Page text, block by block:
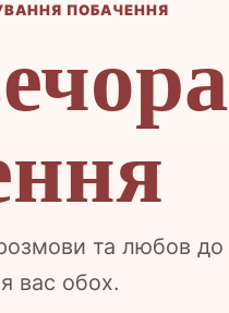
ПОБАЧЕННЯ
та любов до
вас обох.